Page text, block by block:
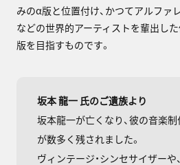
みのα版と位置付け、かつてアルファ
などの世界的アーティストを輩出し
版を目指すものです。
坂本 龍一 氏のご遺族より
坂本龍一が亡くなり、彼の音楽
が数多く残されました。
ヴィンテージ・シンセサイザーや